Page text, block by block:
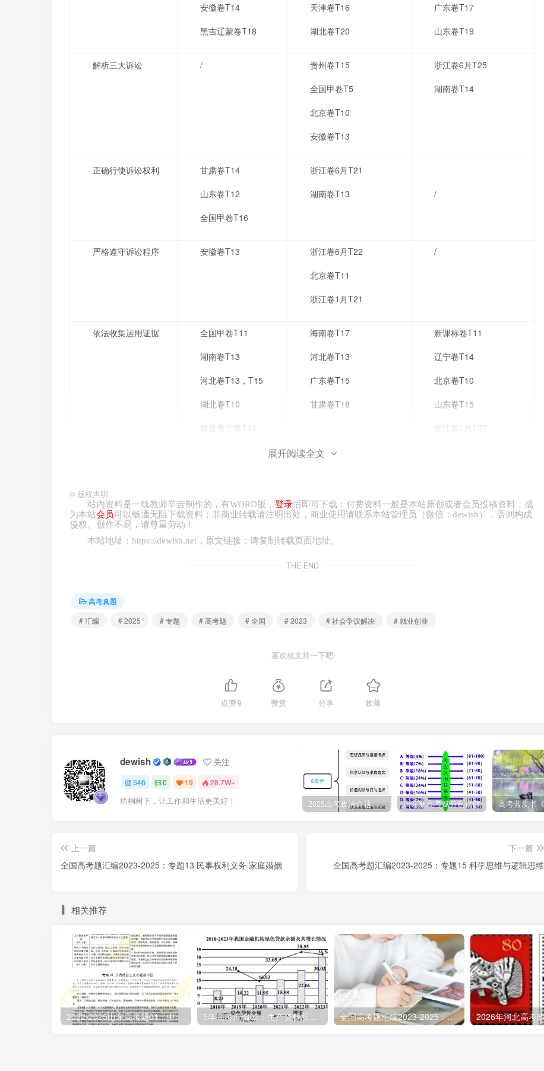
安徽卷T14
黑吉辽蒙卷T18
天津卷T16
湖北卷T20
广东卷T17
山东卷T19
解析三大诉讼 /
贵州卷T15
全国甲卷T5
北京卷T10
安徽卷T13
浙江卷6月T25
湖南卷T14
正确行使诉讼权利
甘肃卷T14
山东卷T12
全国甲卷T16
浙江卷6月T21
湖南卷T13
/
严格遵守诉讼程序 安徽卷T13
浙江卷6月T22
北京卷T11
浙江卷1月T21
/
依法收集运用证据
全国甲卷T11
湖南卷T13
河北卷T13，T15
湖北卷T10
陕晋青宁卷T14
海南卷T17
河北卷T13
广东卷T15
甘肃卷T18
新课标卷T11
辽宁卷T14
北京卷T10
山东卷T15
浙江卷1月T27
1.（2025·江西·高考真题，10）2024年3月，在校大学生甲在某公司实习，公司与甲口头约定，待甲取得毕
业证书后再签订正式劳动合同。同年7月，甲取得毕业证书后，公司却以各种借口未与其签订书面劳动合同。2
③因甲业绩排名末位，公司辞退甲的行为合法 ④劳动行政部门应责令公司向甲支付克扣的工资
【解析】①：甲在公司实习时，公司与其约定在甲取得毕业证后签订正式劳动合同。从题干中还可以推知，
的规定，用人单位自用工之日起即与劳动者建立劳动关系。由此可知，甲与公司之间已形成劳动关系。故选项①
错误。②：根据《劳动合同法》第八十七条的规定，用人单位违法解除或终止劳动合同关系的，劳动者有权请求
用人单位支付经济补偿或赔偿金。故选项②正确。③：根据《劳动合同法》第三十九条、第四十条的规定，用人
付工资。根据《中华人民共和国劳动法》第五十条和第九十一条及《劳动合同法》第八十五条的规定，用人单位
2.（2025·甘肃·高考真题，13）小永与某公司签订了固定期限劳动合同，公司领导经常在节假日通过电话或
班”报酬却遭拒绝。下列说法正确的是（ ）
①小永在非办公场所的工作不能算作加班 ②只要支付报酬，公司可让小永随时加班
③公司应支付小永高于正常工资的加班费 ④公司没有保障小永享有的休息休假权利
展开阅读全文
© 版权声明
站内资料是一线教师辛苦制作的，有WORD版， 登录后即可下载；付费资料一般是本站原创或者会员投稿资料；成
为本站会员可以畅通无阻下载资料；非商业转载请注明出处，商业使用请联系本站管理员（微信： dewish ），否则构成
侵权。创作不易，请尊重劳动！
本站地址： https://dewish.net ，原文链接：请复制转载页面地址。
THE END
高考真题
# 汇编
# 2025 # 专题 # 高考题 # 全国 # 2023 # 社会争议解决 # 就业创业
喜欢就支持一下吧
点赞9 赞赏 分享 收藏
dewish 关注
546 0 19 28.7W+
梧桐树下，让工作和生活更美好！ 2025高考政治命题纲要解读 山东新高考赋分制详解
上一篇
全国高考题汇编2023-2025：专题13 民事权利义务 家庭婚姻
下一篇
全国高考题汇编2023-2025：专题15 科学思维与逻辑思维
相关推荐
2022-2025山东高考题01：中国特色社会主义 全国高考题汇编2023-2025：专题07 全面依法治国